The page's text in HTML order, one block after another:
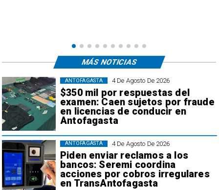
4 De Agosto De 2026
$350 mil por respuestas del
examen: Caen sujetos por fraude
en licencias de conducir en
Antofagasta
ANTOFAGASTA
4 De Agosto De 2026
Piden enviar reclamos a los
bancos: Seremi coordina
acciones por cobros irregulares
en TransAntofagasta
ANTOFAGASTA
MÁS NOTICIAS